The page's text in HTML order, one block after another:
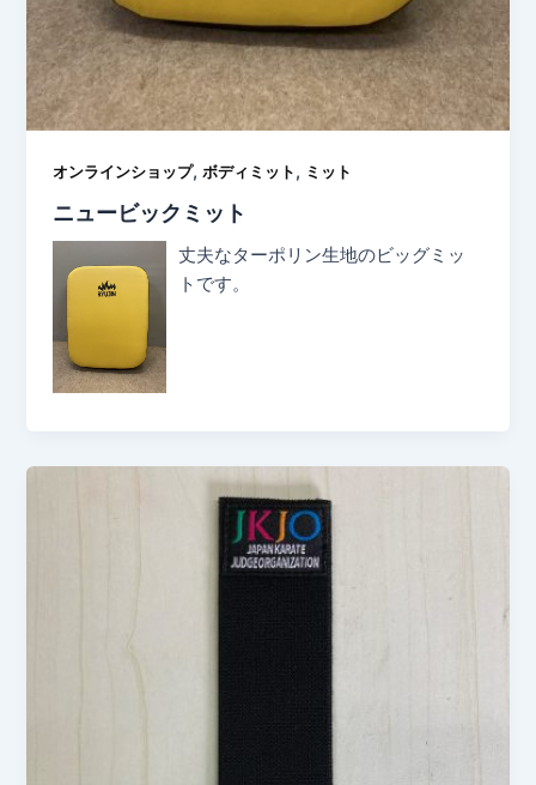
オンラインショップ,ボディミット , ミット
ニュービックミット
丈夫なターポリン生地のビッグミッ
トです。